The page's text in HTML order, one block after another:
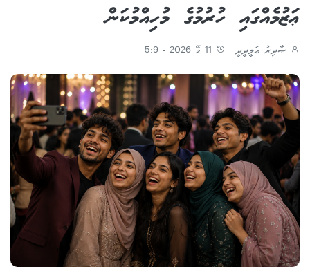
ޢަޒުމެއްގައި ހުރުމުގެ މުހިއްމުކަން
ޞާދިރު ޢަލީދީދީ